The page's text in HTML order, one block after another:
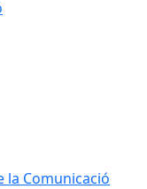
la Comunicació